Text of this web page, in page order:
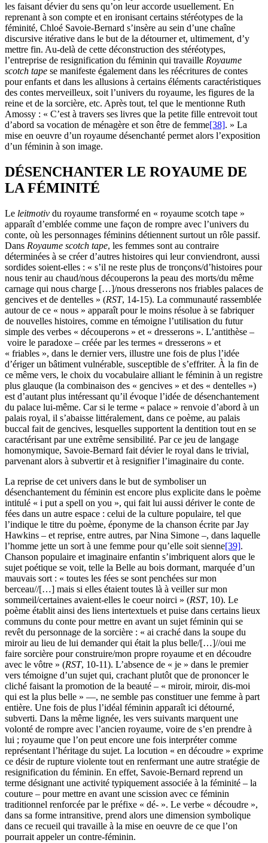
les faisant dévier du sens qu’on leur accorde usuellement. En
reprenant à son compte et en ironisant certains stéréotypes de la
féminité, Chloé Savoie-Bernard s’insère au sein d’une chaîne
discursive itérative dans le but de la détourner et, ultimement, d’y
mettre fin. Au-delà de cette déconstruction des stéréotypes,
l’entreprise de resignification du féminin qui travaille Royaume
scotch tape se manifeste également dans les réécritures de contes
pour enfants et dans les allusions à certains éléments caractéristiques
des contes merveilleux, soit l’univers du royaume, les figures de la
reine et de la sorcière, etc. Après tout, tel que le mentionne Ruth
Amossy : « C’est à travers ses livres que la petite fille entrevoit tout
d’abord sa vocation de ménagère et son être de femme[38]. » La
mise en oeuvre d’un royaume désenchanté permet alors l’exposition
d’un féminin à son image.
DÉSENCHANTER LE ROYAUME DE
LA FÉMINITÉ
Le leitmotiv du royaume transformé en « royaume scotch tape »
apparaît d’emblée comme une façon de rompre avec l’univers du
conte, où les personnages féminins détiennent surtout un rôle passif.
Dans Royaume scotch tape, les femmes sont au contraire
déterminées à se créer d’autres histoires qui leur conviendront, aussi
sordides soient-elles : « s’il ne reste plus de tronçons/d’histoires pour
nous tenir au chaud/nous découperons la peau des morts/du même
carnage qui nous charge […]/nous dresserons nos friables palaces de
gencives et de dentelles » (RST, 14-15). La communauté rassemblée
autour de ce « nous » apparaît pour le moins résolue à se fabriquer
de nouvelles histoires, comme en témoigne l’utilisation du futur
simple des verbes « découperons » et « dresserons ». L’antithèse –
voire le paradoxe – créée par les termes « dresserons » et
« friables », dans le dernier vers, illustre une fois de plus l’idée
d’ériger un bâtiment vulnérable, susceptible de s’effriter. À la fin de
ce même vers, le choix du vocabulaire alliant le féminin à un registre
plus glauque (la combinaison des « gencives » et des « dentelles »)
est d’autant plus intéressant qu’il évoque l’idée de désenchantement
du palace lui-même. Car si le terme « palace » renvoie d’abord à un
palais royal, il s’abaisse littéralement, dans ce poème, au palais
buccal fait de gencives, lesquelles supportent la dentition tout en se
caractérisant par une extrême sensibilité. Par ce jeu de langage
homonymique, Savoie-Bernard fait dévier le royal dans le trivial,
parvenant alors à subvertir et à resignifier l’imaginaire du conte.
La reprise de cet univers dans le but de symboliser un
désenchantement du féminin est encore plus explicite dans le poème
intitulé « i put a spell on you », qui fait lui aussi dériver le conte de
fées dans un autre espace : celui de la culture populaire, tel que
l’indique le titre du poème, éponyme de la chanson écrite par Jay
Hawkins – et reprise, entre autres, par Nina Simone –, dans laquelle
l’homme jette un sort à une femme pour qu’elle soit sienne[39].
Chanson populaire et imaginaire enfantin s’imbriquent alors que le
sujet poétique se voit, telle la Belle au bois dormant, marquée d’un
mauvais sort : « toutes les fées se sont penchées sur mon
berceau//[…] mais si elles étaient toutes là à veiller sur mon
sommeil/certaines avaient-elles le coeur noirci » (RST, 10). Le
poème établit ainsi des liens intertextuels et puise dans certains lieux
communs du conte pour mettre en avant un sujet féminin qui se
revêt du personnage de la sorcière : « ai craché dans la soupe du
miroir au lieu de lui demander qui était la plus belle/[…]//oui me
faire sorcière pour construire/mon propre royaume et en découdre
avec le vôtre » (RST, 10-11). L’absence de « je » dans le premier
vers témoigne d’un sujet qui, crachant plutôt que de prononcer le
cliché faisant la promotion de la beauté – « miroir, miroir, dis-moi
qui est la plus belle » —, ne semble pas constituer une femme à part
entière. Une fois de plus l’idéal féminin apparaît ici détourné,
subverti. Dans la même lignée, les vers suivants marquent une
volonté de rompre avec l’ancien royaume, voire de s’en prendre à
lui ; royaume que l’on peut encore une fois interpréter comme
représentant l’héritage du sujet. La locution « en découdre » exprime
ce désir de rupture violente tout en renfermant une autre stratégie de
resignification du féminin. En effet, Savoie-Bernard reprend un
terme désignant une activité typiquement associée à la féminité – la
couture – pour mettre en avant une scission avec ce féminin
traditionnel renforcée par le préfixe « dé- ». Le verbe « découdre »,
dans sa forme intransitive, prend alors une dimension symbolique
dans ce recueil qui travaille à la mise en oeuvre de ce que l’on
pourrait appeler un contre-féminin.